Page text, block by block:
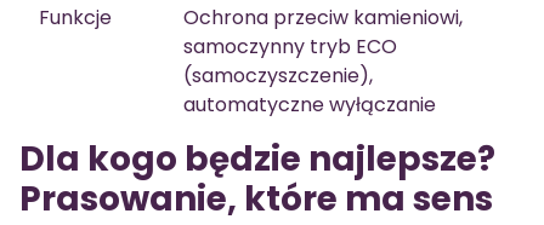
Funkcje
Ochrona przeciw kamieniowi,
samoczynny tryb ECO
(samoczyszczenie),
automatyczne wyłączanie
Dla kogo będzie najlepsze?
Prasowanie, które ma sens